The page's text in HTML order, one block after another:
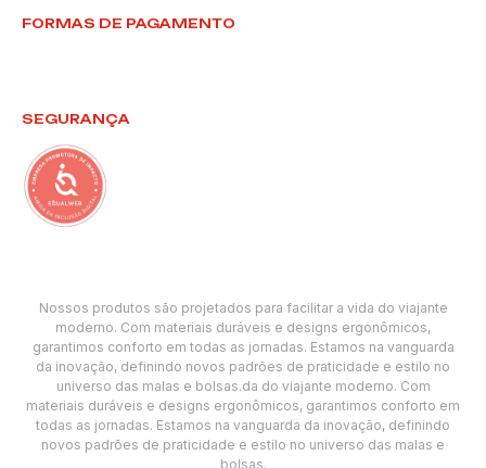
FORMAS DE PAGAMENTO
SEGURANÇA
Nossos produtos são projetados para facilitar a vida do viajante
moderno. Com materiais duráveis e designs ergonômicos,
garantimos conforto em todas as jornadas. Estamos na vanguarda
da inovação, definindo novos padrões de praticidade e estilo no
universo das malas e bolsas.da do viajante moderno. Com
materiais duráveis e designs ergonômicos, garantimos conforto em
todas as jornadas. Estamos na vanguarda da inovação, definindo
novos padrões de praticidade e estilo no universo das malas e
bolsas.